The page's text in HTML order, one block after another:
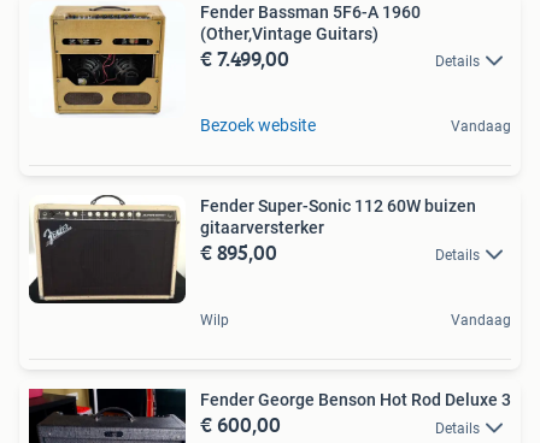
Fender Bassman 5F6-A 1960
(Other,Vintage Guitars)
€ 7.499,00 Details
Bezoek website Vandaag
Fender Super-Sonic 112 60W buizen
gitaarversterker
€ 895,00 Details
Wilp Vandaag
Fender George Benson Hot Rod Deluxe 3
€ 600,00 Details